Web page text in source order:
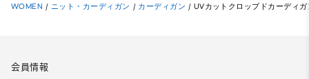
WOMEN / ニット・カーディガン / カーディガン / UVカットクロップドカーディガ
会員情報